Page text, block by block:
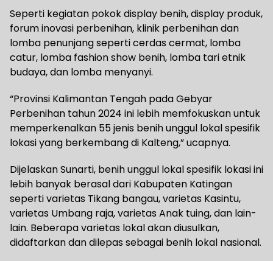
Seperti kegiatan pokok display benih, display produk,
forum inovasi perbenihan, klinik perbenihan dan
lomba penunjang seperti cerdas cermat, lomba
catur, lomba fashion show benih, lomba tari etnik
budaya, dan lomba menyanyi.
“Provinsi Kalimantan Tengah pada Gebyar
Perbenihan tahun 2024 ini lebih memfokuskan untuk
memperkenalkan 55 jenis benih unggul lokal spesifik
lokasi yang berkembang di Kalteng,” ucapnya.
Dijelaskan Sunarti, benih unggul lokal spesifik lokasi ini
lebih banyak berasal dari Kabupaten Katingan
seperti varietas Tikang bangau, varietas Kasintu,
varietas Umbang raja, varietas Anak tuing, dan lain-
lain. Beberapa varietas lokal akan diusulkan,
didaftarkan dan dilepas sebagai benih lokal nasional.